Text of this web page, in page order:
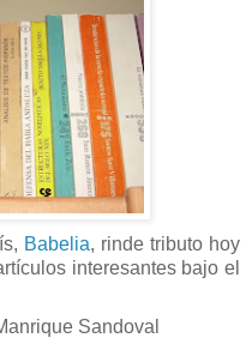
Babelia, rinde tributo hoy
interesantes bajo el
Sandoval